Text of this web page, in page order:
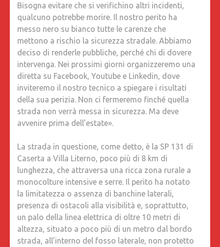
Bisogna evitare che si verifichino altri incidenti,
qualcuno potrebbe morire. Il nostro perito ha
messo nero su bianco tutte le carenze che
mettono a rischio la sicurezza stradale. Abbiamo
deciso di renderle pubbliche, perché chi di dovere
intervenga. Nei prossimi giorni organizzeremo una
diretta su Facebook, Youtube e Linkedin, dove
inviteremo il nostro tecnico a spiegare i risultati
della sua perizia. Non ci fermeremo finché quella
strada non verrà messa in sicurezza. Ma deve
avvenire prima dell’estate».
La strada in questione, come detto, è la SP 131 di
Caserta a Villa Literno, poco più di 8 km di
lunghezza, che attraversa una ricca zona rurale a
monocolture intensive e serre. Il perito ha notato
la limitatezza o assenza di banchine laterali,
presenza di ostacoli alla visibilità e, soprattutto,
un palo della linea elettrica di oltre 10 metri di
altezza, situato a poco più di un metro dal bordo
strada, all’interno del fosso laterale, non protetto